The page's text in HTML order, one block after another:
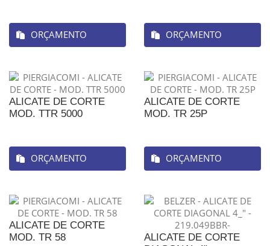
ORÇAMENTO ORÇAMENTO
ALICATE DE CORTE
MOD. TTR 5000
ORÇAMENTO
ALICATE DE CORTE
MOD. TR 25P
ORÇAMENTO
ALICATE DE CORTE
MOD. TR 58
ALICATE DE CORTE